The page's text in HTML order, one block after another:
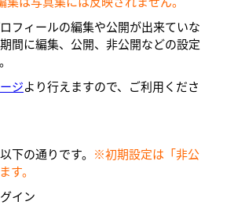
フィールの編集や公開が出来ていな
間に編集、公開、非公開などの設定
ジより行えますので、ご利用くださ
下の通りです。 ※初期設定は「非公
す。
イン